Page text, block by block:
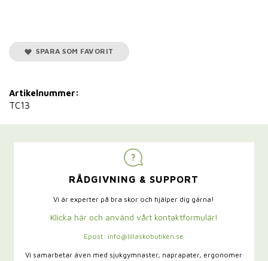
SPARA SOM FAVORIT
Artikelnummer:
TC13
RÅDGIVNING & SUPPORT
Vi är experter på bra skor och hjälper dig gärna!
Klicka här och använd vårt kontaktformulär!
Epost: info@lillaskobutiken.se
Vi samarbetar även med sjukgymnaster, naprapater, ergonomer